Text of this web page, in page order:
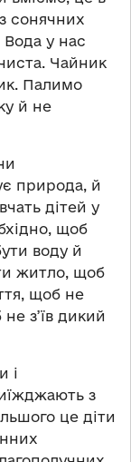
сонячних
Вода у нас
Чайник
Палимо
й не
природа, й
дітей у
щоб
воду й
житло, щоб
щоб не
з’їв дикий
і
з
це діти